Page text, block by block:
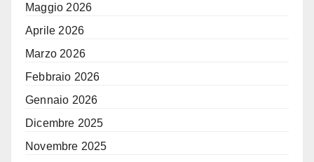
Maggio 2026
Aprile 2026
Marzo 2026
Febbraio 2026
Gennaio 2026
Dicembre 2025
Novembre 2025